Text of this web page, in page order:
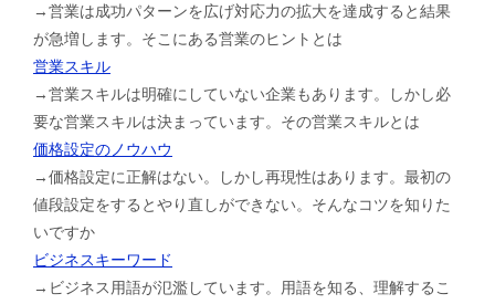
→営業は成功パターンを広げ対応力の拡大を達成すると結果
が急増します。そこにある営業のヒントとは
営業スキル
→営業スキルは明確にしていない企業もあります。しかし必
要な営業スキルは決まっています。その営業スキルとは
価格設定のノウハウ
→価格設定に正解はない。しかし再現性はあります。最初の
値段設定をするとやり直しができない。そんなコツを知りた
いですか
ビジネスキーワード
→ビジネス用語が氾濫しています。用語を知る、理解するこ